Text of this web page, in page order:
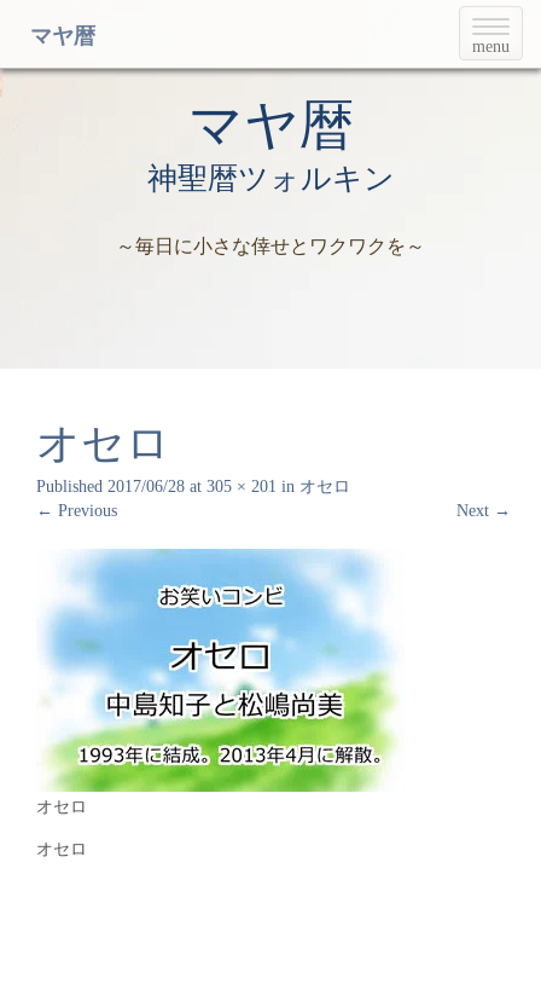
T
o
g
menu
マヤ暦
マヤ暦
神聖暦ツォルキン
～毎日に小さな倖せとワクワクを～
オセロ
Published 2017/06/28 at 305 × 201 in オセロ
← Previous Next →
オセロ
オセロ